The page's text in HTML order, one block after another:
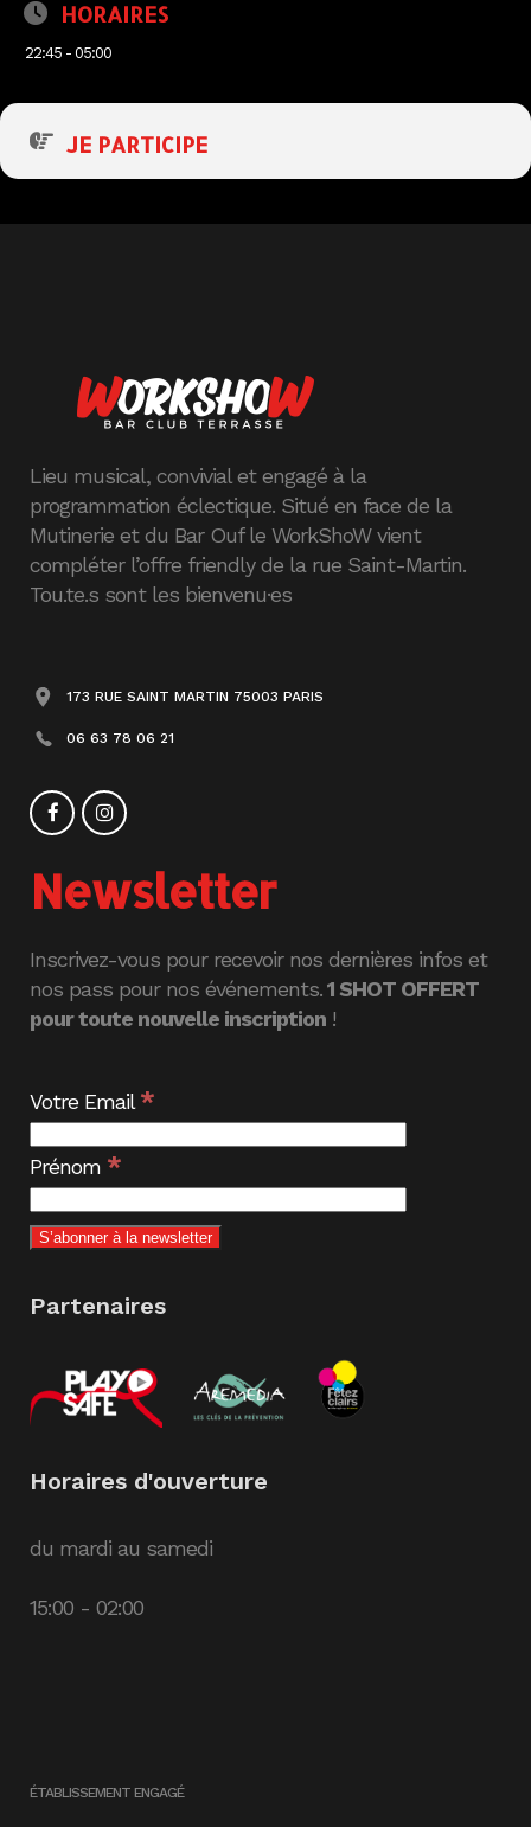
HORAIRES
22:45 - 05:00
JE PARTICIPE
Lieu musical, convivial et engagé à la
programmation éclectique. Situé en face de la
Mutinerie et du Bar Ouf le WorkShoW vient
compléter l’offre friendly de la rue Saint-Martin.
Tou.te.s sont les bienvenu·es
173 RUE SAINT MARTIN 75003 PARIS
06 63 78 06 21
Newsletter
Inscrivez-vous pour recevoir nos dernières infos et
nos pass pour nos événements.1 SHOT OFFERT
pour toute nouvelle inscription !
Votre Email*
Prénom *
Partenaires
Horaires d'ouverture
du mardi au samedi
15:00 - 02:00
ÉTABLISSEMENT ENGAGÉ